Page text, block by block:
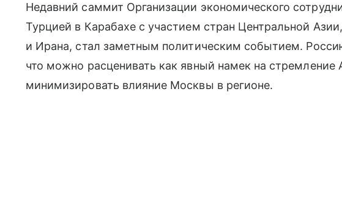
Недавний саммит Организации экономического
Турцией в Карабахе с участием стран Центральной
и Ирана, стал заметным политическим событием.
что можно расценивать как явный намек на стремление
минимизировать влияние Москвы в регионе.